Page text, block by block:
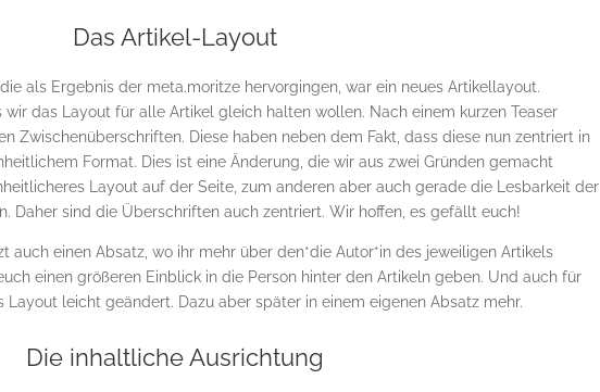
Das Artikel-Layout
als Ergebnis der meta.moritze hervorgingen, war ein neues Artikellayout.
das Layout für alle Artikel gleich halten wollen. Nach einem kurzen Teaser
Zwischenüberschriften. Diese haben neben dem Fakt, dass diese nun zentriert in
Format. Dies ist eine Änderung, die wir aus zwei Gründen gemacht
Layout auf der Seite, zum anderen aber auch gerade die Lesbarkeit der
Daher sind die Überschriften auch zentriert. Wir hoffen, es gefällt euch!
auch einen Absatz, wo ihr mehr über den*die Autor*in des jeweiligen Artikels
einen größeren Einblick in die Person hinter den Artikeln geben. Und auch für
Layout leicht geändert. Dazu aber später in einem eigenen Absatz mehr.
Die inhaltliche Ausrichtung